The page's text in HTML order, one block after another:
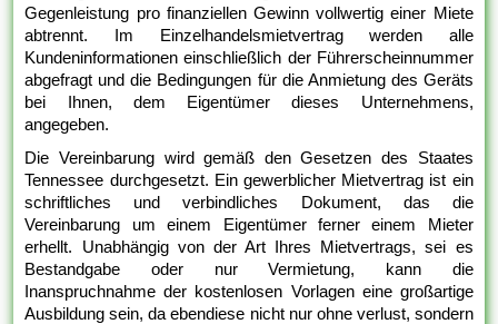
Gegenleistung pro finanziellen Gewinn vollwertig einer Miete
abtrennt. Im Einzelhandelsmietvertrag werden alle
Kundeninformationen einschließlich der Führerscheinnummer
abgefragt und die Bedingungen für die Anmietung des Geräts
bei Ihnen, dem Eigentümer dieses Unternehmens,
angegeben.
Die Vereinbarung wird gemäß den Gesetzen des Staates
Tennessee durchgesetzt. Ein gewerblicher Mietvertrag ist ein
schriftliches und verbindliches Dokument, das die
Vereinbarung um einem Eigentümer ferner einem Mieter
erhellt. Unabhängig von der Art Ihres Mietvertrags, sei es
Bestandgabe oder nur Vermietung, kann die
Inanspruchnahme der kostenlosen Vorlagen eine großartige
Ausbildung sein, da ebendiese nicht nur ohne verlust, sondern